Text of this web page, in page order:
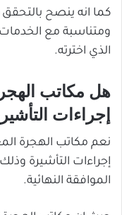
كما انه ينصح
ومتناسبة مع
الذي اخترته.
هل مكاتب
إجراءات
نعم مكاتب الهجرة
إجراءات التأشيرة
الموافقة النهائية.